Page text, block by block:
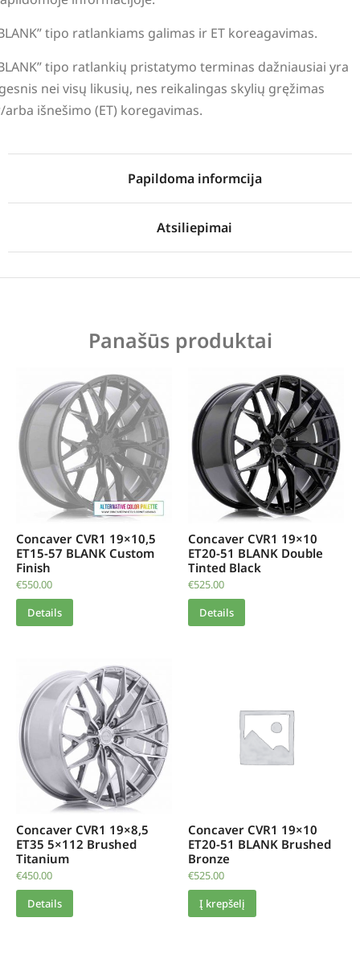
tipo ratlankiams galimas ir ET koreagavimas.
tipo ratlankių pristatymo terminas dažniausiai yra
nei visų likusių, nes reikalingas skylių gręžimas
arba išnešimo (ET) koregavimas.
Papildoma informcija
Atsiliepimai
Panašūs produktai
Concaver CVR1 19×10,5
ET15-57 BLANK Custom
Finish
€550.00
Details
Concaver CVR1 19×10
ET20-51 BLANK Double
Tinted Black
€525.00
Details
Concaver CVR1 19×8,5
ET35 5×112 Brushed
Titanium
€450.00
Details
Concaver CVR1 19×10
ET20-51 BLANK Brushed
Bronze
€525.00
Į krepšelį